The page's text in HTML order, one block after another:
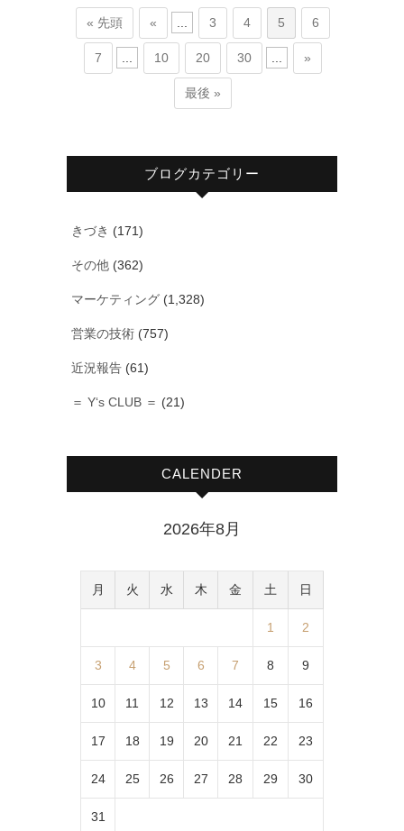
« 先頭 « 3 4 5 6
7 10 20 30 »
最後 »
ブログカテゴリー
きづき (171)
その他 (362)
マーケティング (1,328)
営業の技術 (757)
近況報告 (61)
＝ Y‘s CLUB ＝ (21)
CALENDER
2026年8月
月 火 水 木 金 土 日
1 2
3 4 5 6 7 8 9
10 11 12 13 14 15 16
17 18 19 20 21 22 23
24 25 26 27 28 29 30
31